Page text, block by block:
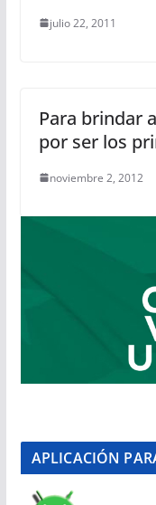
julio 22, 2011
Para brindar
por ser los
noviembre 2, 2012
APLICACIÓN